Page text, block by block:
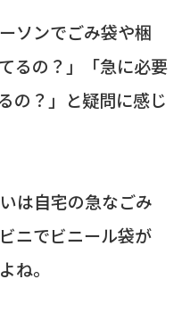
ソンでごみ袋や梱
るの？」「急に必要
の？」と疑問に感じ
は自宅の急なごみ
ニでビニール袋が
ね。